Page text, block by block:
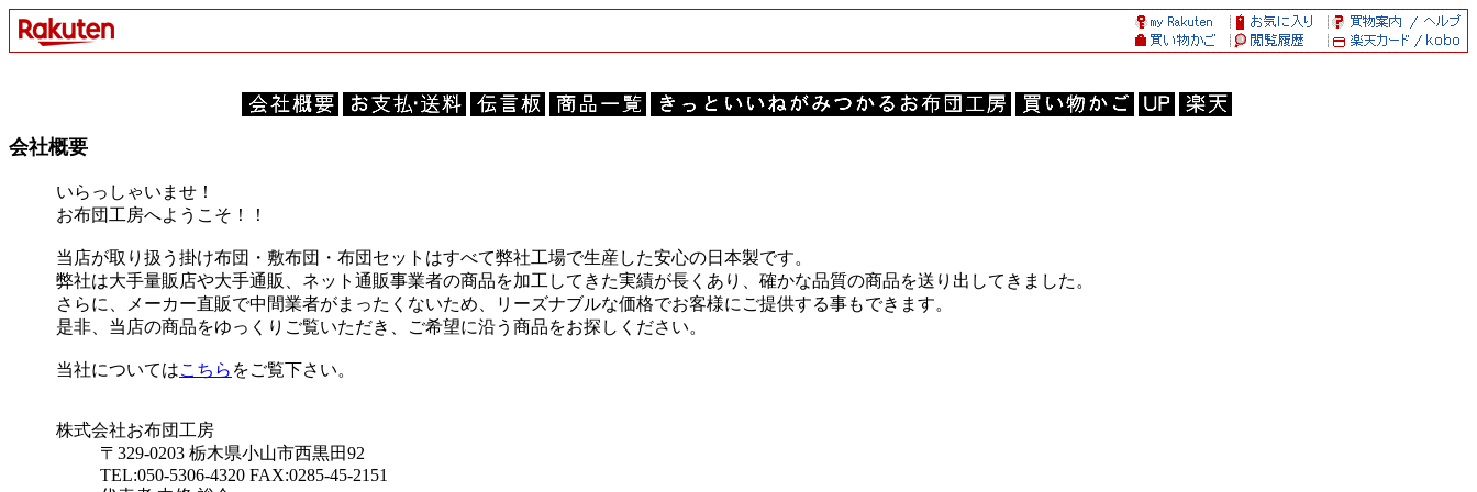
会社概要
いらっしゃいませ！
お布団工房へようこそ！！
当店が取り扱う掛け布団・敷布団・布団セットはすべて弊社工場で生産した安心の日本製です。
弊社は大手量販店や大手通販、ネット通販事業者の商品を加工してきた実績が長くあり、確かな品質の商品を送り出してきました。
さらに、メーカー直販で中間業者がまったくないため、リーズナブルな価格でお客様にご提供する事もできます。
是非、当店の商品をゆっくりご覧いただき、ご希望に沿う商品をお探しください。
当社についてはこちら をご覧下さい。
株式会社お布団工房
〒329-0203 栃木県小山市西黒田92
TEL:050-5306-4320 FAX:0285-45-2151